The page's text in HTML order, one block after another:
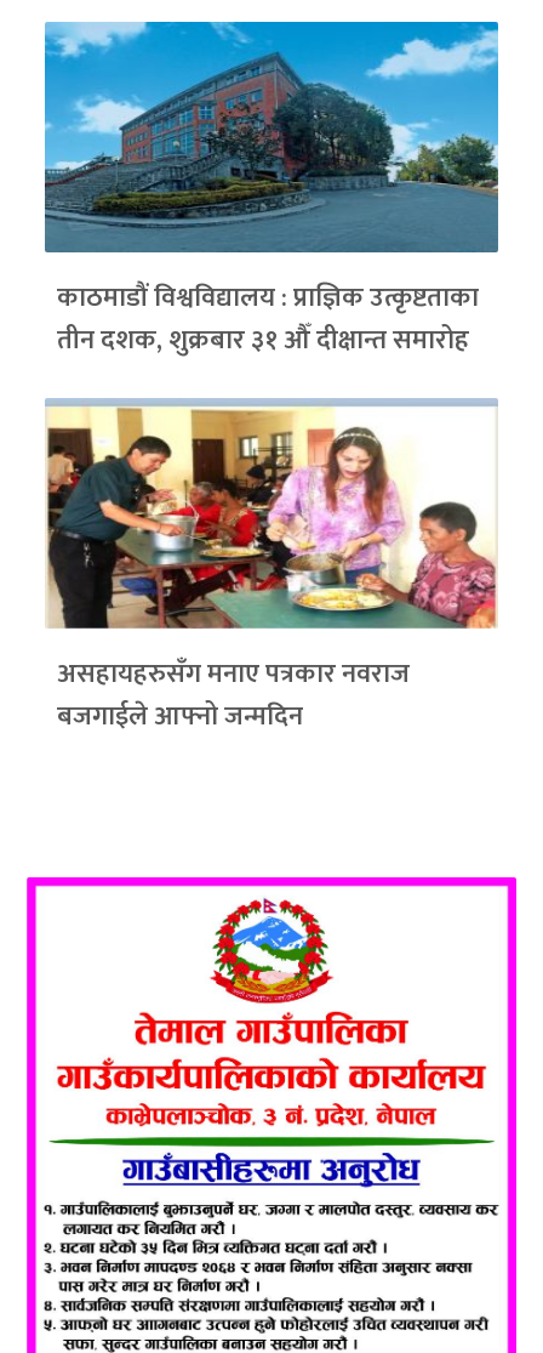
काठमाडौं विश्वविद्यालय : प्राज्ञिक उत्कृष्टताका
तीन दशक, शुक्रबार ३१ औँ दीक्षान्त समारोह
असहायहरुसँग मनाए पत्रकार नवराज
बजगाईले आफ्नो जन्मदिन